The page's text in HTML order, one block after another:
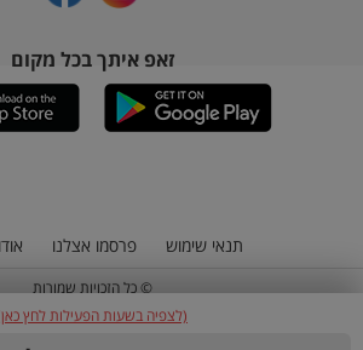
זאפ איתך בכל מקום
תנאי שימוש פרסמו אצלנו
© כל הזכויות שמורות
(לצפיה בשעות הפעילות לחץ